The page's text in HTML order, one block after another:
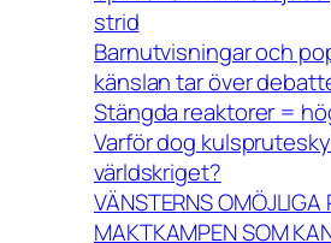
strid
Barnutvisningar och
känslan tar över
Stängda reaktorer =
Varför dog
världskriget?
VÄNSTERNS OMÖJLIGA
MAKTKAMPEN SOM